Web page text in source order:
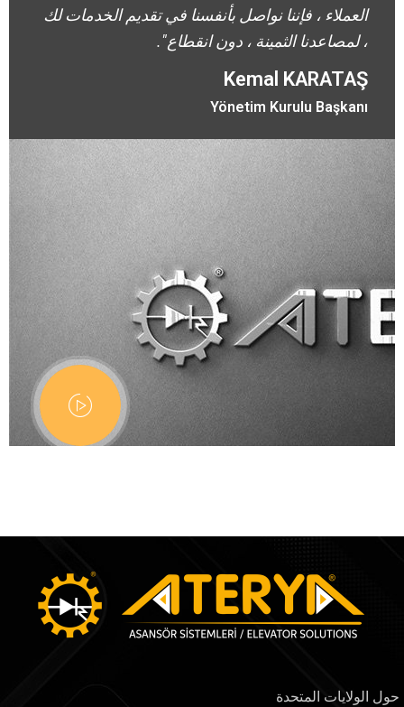
العملاء ، فإننا نواصل بأنفسنا في تقديم الخدمات لك
، لمصاعدنا الثمينة ، دون انقطاع".
Kemal KARATAŞ
Yönetim Kurulu Başkanı
حول الولايات المتحدة